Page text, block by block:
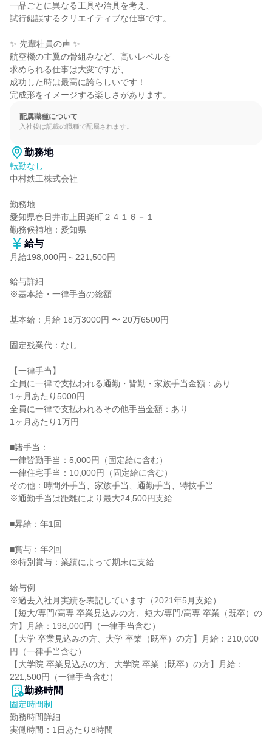
一品ごとに異なる工具や治具を考え、
試行錯誤するクリエイティブな仕事です。
✨ 先輩社員の声 ✨
航空機の主翼の骨組みなど、高いレベルを
求められる仕事は大変ですが、
成功した時は最高に誇らしいです！
完成形をイメージする楽しさがあります。
配属職種について
入社後は記載の職種で配属されます。
勤務地
転勤なし
中村鉄工株式会社
勤務地
愛知県春日井市上田楽町２４１６－１
勤務候補地：愛知県
給与
月給198,000円～221,500円
給与詳細
※基本給・一律手当の総額
基本給：月給 18万3000円 〜 20万6500円
固定残業代：なし
【一律手当】
全員に一律で支払われる通勤・皆勤・家族手当金額：あり
1ヶ月あたり5000円
全員に一律で支払われるその他手当金額：あり
1ヶ月あたり1万円
■諸手当：
一律皆勤手当：5,000円（固定給に含む）
一律住宅手当：10,000円（固定給に含む）
その他：時間外手当、家族手当、通勤手当、特技手当
※通勤手当は距離により最大24,500円支給
■昇給：年1回
■賞与：年2回
※特別賞与：業績によって期末に支給
給与例
※過去入社月実績を表記しています（2021年5月支給）
【短大/専門/高専 卒業見込みの方、短大/専門/高専 卒業（既卒）の
方】月給：198,000円（一律手当含む）
【大学 卒業見込みの方、大学 卒業（既卒）の方】月給：210,000
円（一律手当含む）
【大学院 卒業見込みの方、大学院 卒業（既卒）の方】月給：
221,500円（一律手当含む）
勤務時間
固定時間制
勤務時間詳細
実働時間：1日あたり8時間